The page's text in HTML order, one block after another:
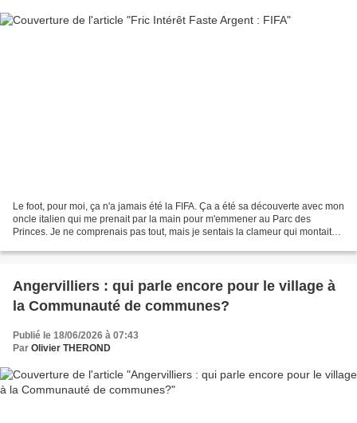
Le foot, pour moi, ça n'a jamais été la FIFA. Ça a été sa découverte avec mon
oncle italien qui me prenait par la main pour m'emmener au Parc des
Princes. Je ne comprenais pas tout, mais je sentais la clameur qui montait
Angervilliers : qui parle encore pour le village à
la Communauté de communes?
Publié le 18/06/2026 à 07:43
Par Olivier THEROND